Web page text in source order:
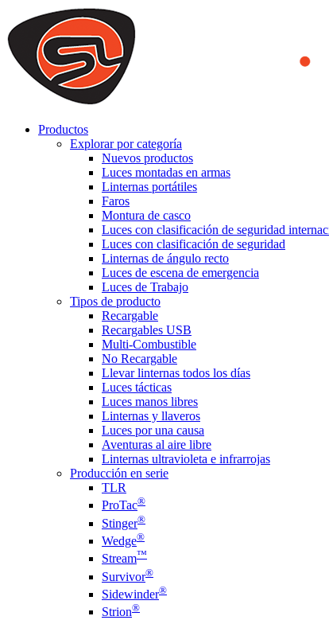
We use cookies to ensure that we provide you the best
you a better experience. To learn more or to find out how you
ACCEPT AND CLOSE
Productos
Explorar por categoría
Nuevos productos
Luces montadas en armas
Linternas portátiles
Faros
Montura de casco
Luces con clasificación de seguridad
Luces con clasificación de seguridad
Linternas de ángulo recto
Luces de escena de emergencia
Luces de Trabajo
Tipos de producto
Recargable
Recargables USB
Multi-Combustible
No Recargable
Llevar linternas todos los días
Luces tácticas
Luces manos libres
Linternas y llaveros
Luces por una causa
Aventuras al aire libre
Linternas ultravioleta e infrarrojas
Producción en serie
TLR
ProTac®
Stinger®
Wedge®
Stream™
Survivor®
Sidewinder®
Strion®